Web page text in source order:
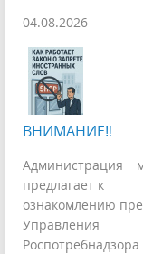
04.08.2026
ВНИМАНИЕ‼
Администрация
предлагает к
ознакомлению
Управления